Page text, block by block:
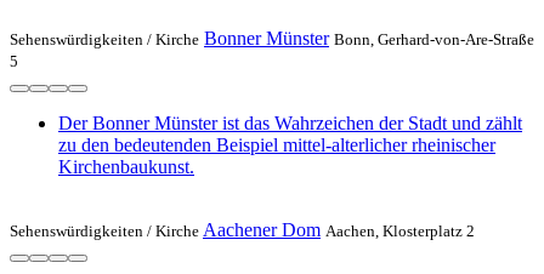
Sehenswürdigkeiten / Kirche Bonner Münster Bonn, Gerhard-von-Are-Straße
5
Der Bonner Münster ist das Wahrzeichen der Stadt und zählt
zu den bedeutenden Beispiel mittel-alterlicher rheinischer
Kirchenbaukunst.
Sehenswürdigkeiten / Kirche Aachener Dom Aachen, Klosterplatz 2